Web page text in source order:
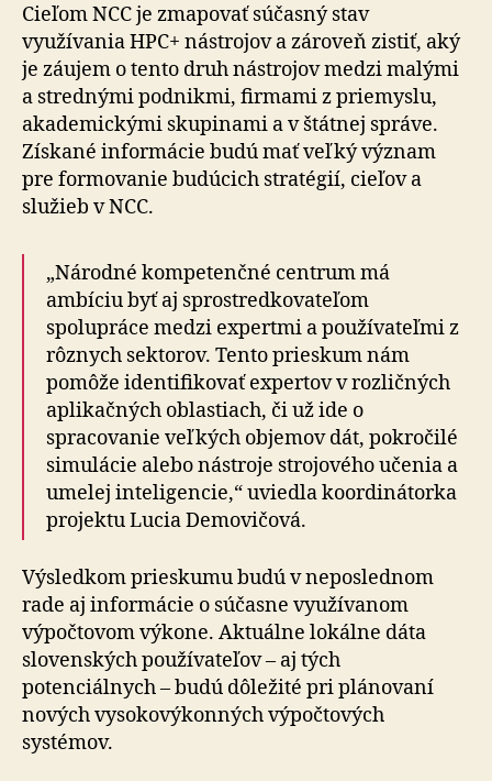
Cieľom NCC je zmapovať súčasný stav
využívania HPC+ nástrojov a zároveň zistiť, aký
je záujem o tento druh nástrojov medzi malými
a strednými podnikmi, firmami z priemyslu,
akademickými skupinami a v štátnej správe.
Získané informácie budú mať veľký význam
pre formovanie budúcich stratégií, cieľov a
služieb v NCC.
„Národné kompetenčné centrum má
ambíciu byť aj sprostredkovateľom
spolupráce medzi expertmi a používateľmi z
rôznych sektorov. Tento prieskum nám
pomôže identifikovať expertov v rozličných
aplikačných oblastiach, či už ide o
spracovanie veľkých objemov dát, pokročilé
simulácie alebo nástroje strojového učenia a
umelej inteligencie,“ uviedla koordinátorka
projektu Lucia Demovičová.
Výsledkom prieskumu budú v neposlednom
rade aj informácie o súčasne využívanom
výpočtovom výkone. Aktuálne lokálne dáta
slovenských používateľov – aj tých
potenciálnych – budú dôležité pri plánovaní
nových vysokovýkonných výpočtových
systémov.